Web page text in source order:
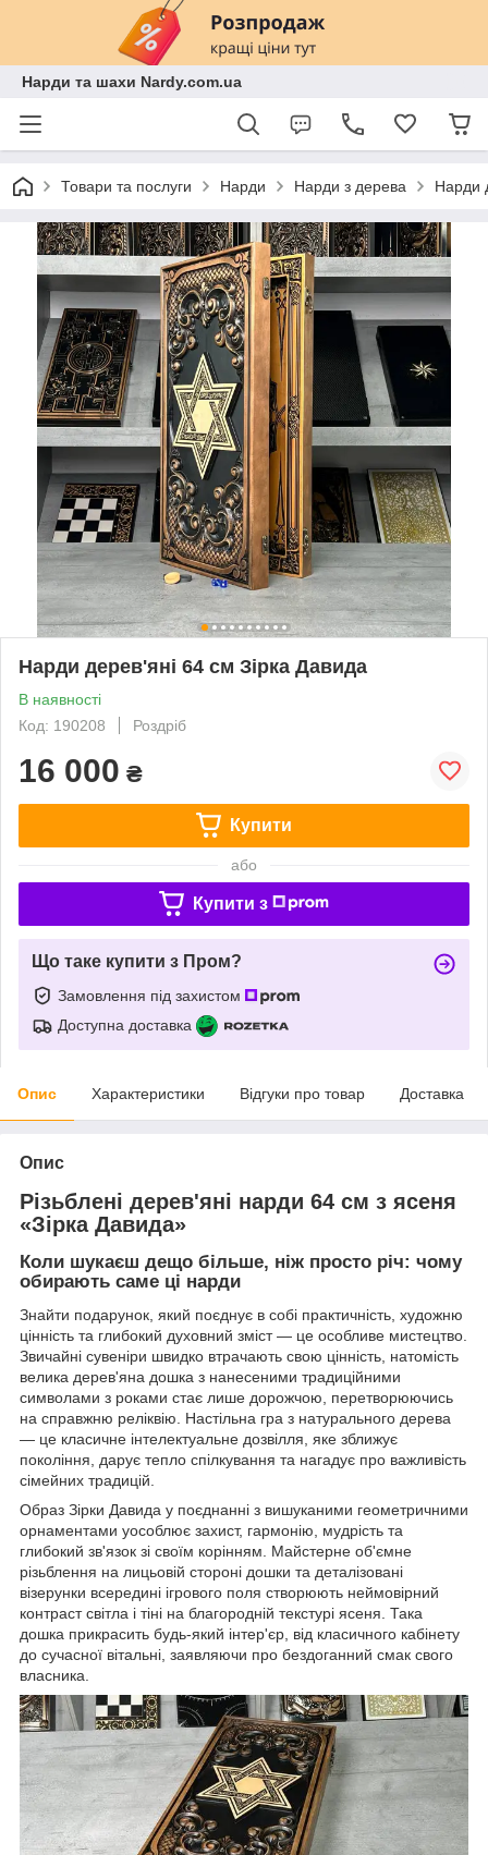
Нарди та шахи Nardy.com.ua
Товари та послуги Нарди Нарди з дерева Нарди
Нарди дерев'яні 64 см Зірка Давида
В наявності
Код: 190208
Роздріб
16 000 ₴
Купити
або
Купити з
Що таке купити з Пром?
Замовлення під захистом
Доступна доставка
Опис Характеристики Відгуки про товар Доставка
Опис
Різьблені дерев'яні нарди 64 см з ясеня
«Зірка Давида»
Коли шукаєш дещо більше, ніж просто річ: чому
обирають саме ці нарди
Знайти подарунок, який поєднує в собі практичність, художню
цінність та глибокий духовний зміст — це особливе мистецтво.
Звичайні сувеніри швидко втрачають свою цінність, натомість
велика дерев'яна дошка з нанесеними традиційними
символами з роками стає лише дорожчою, перетворюючись
на справжню реліквію. Настільна гра з натурального дерева
— це класичне інтелектуальне дозвілля, яке зближує
покоління, дарує тепло спілкування та нагадує про важливість
сімейних традицій.
Образ Зірки Давида у поєднанні з вишуканими геометричними
орнаментами уособлює захист, гармонію, мудрість та
глибокий зв'язок зі своїм корінням. Майстерне об'ємне
різьблення на лицьовій стороні дошки та деталізовані
візерунки всередині ігрового поля створюють неймовірний
контраст світла і тіні на благородній текстурі ясеня. Така
дошка прикрасить будь-який інтер'єр, від класичного кабінету
до сучасної вітальні, заявляючи про бездоганний смак свого
власника.